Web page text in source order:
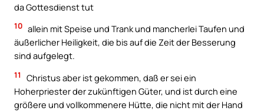
da Gottesdienst tut
10 allein mit Speise und Trank und mancherlei Taufen und
äußerlicher Heiligkeit, die bis auf die Zeit der Besserung
sind aufgelegt.
11
Christus aber ist gekommen, daß er sei ein
Hoherpriester der zukünftigen Güter, und ist durch eine
größere und vollkommenere Hütte, die nicht mit der Hand